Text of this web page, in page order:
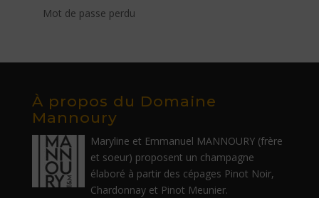
Mot de passe perdu
À propos du Domaine
Mannoury
Maryline et Emmanuel MANNOURY (frère
et soeur) proposent un champagne
élaboré à partir des cépages Pinot Noir,
Chardonnay et Pinot Meunier.